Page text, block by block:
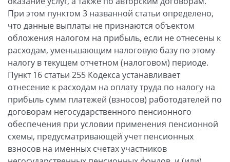
При этом пунктом 3 названной статьи определено,
что данные выплаты не признаются объектом
обложения налогом на прибыль, если не отнесены к
расходам, уменьшающим налоговую базу по этому
налогу в текущем отчетном (налоговом) периоде.
Пункт 16 статьи 255 Кодекса устанавливает
отнесение к расходам на оплату труда по налогу на
прибыль сумм платежей (взносов) работодателей по
договорам негосударственного пенсионного
обеспечения при условии применения пенсионной
схемы, предусматривающей учет пенсионных
взносов на именных счетах участников